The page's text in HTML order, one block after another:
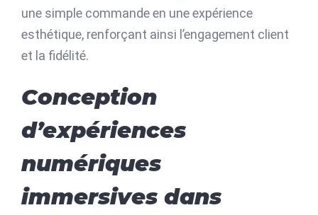
une simple commande en une expérience
esthétique, renforçant ainsi l’engagement client
et la fidélité.
Conception
d’expériences
numériques
immersives dans